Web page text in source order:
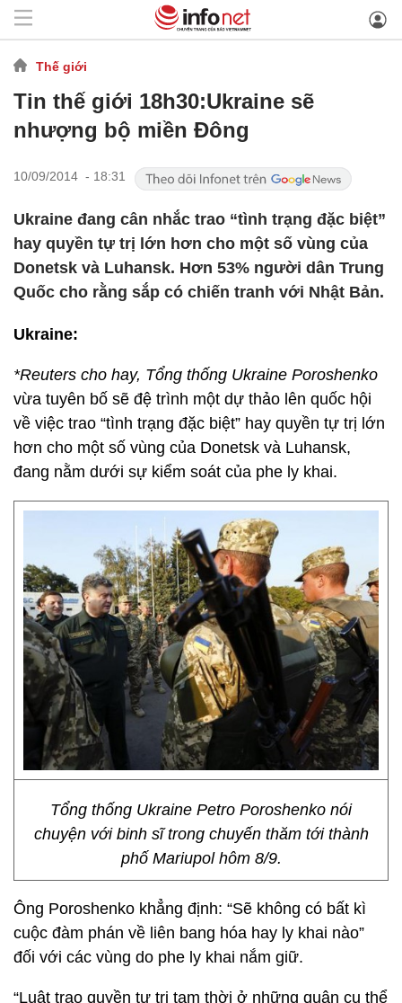
Thế giới
Tin thế giới 18h30:Ukraine sẽ
nhượng bộ miền Đông
10/09/2014 - 18:31
Ukraine đang cân nhắc trao “tình trạng đặc biệt”
hay quyền tự trị lớn hơn cho một số vùng của
Donetsk và Luhansk. Hơn 53% người dân Trung
Quốc cho rằng sắp có chiến tranh với Nhật Bản.
Ukraine:
*Reuters cho hay, Tổng thống Ukraine Poroshenko
vừa tuyên bố sẽ đệ trình một dự thảo lên quốc hội
về việc trao “tình trạng đặc biệt” hay quyền tự trị lớn
hơn cho một số vùng của Donetsk và Luhansk,
đang nằm dưới sự kiểm soát của phe ly khai.
Tổng thống Ukraine Petro Poroshenko nói
chuyện với binh sĩ trong chuyến thăm tới thành
phố Mariupol hôm 8/9.
Ông Poroshenko khẳng định: “Sẽ không có bất kì
cuộc đàm phán về liên bang hóa hay ly khai nào”
đối với các vùng do phe ly khai nắm giữ.
“Luật trao quyền tự trị tạm thời ở những quận cụ thể